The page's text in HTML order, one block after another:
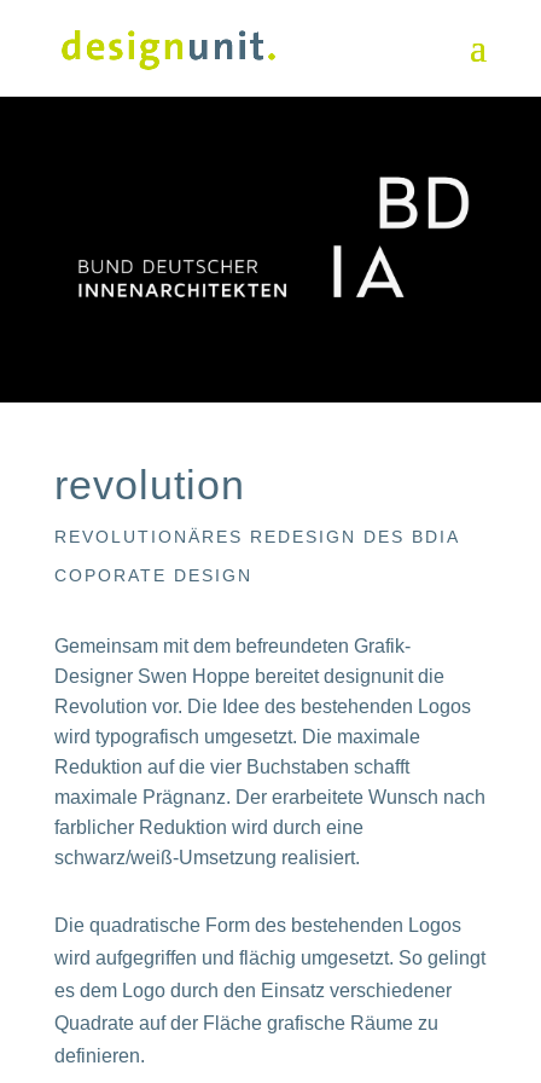
revolution
REVOLUTIONÄRES REDESIGN DES BDIA
COPORATE DESIGN
Gemeinsam mit dem befreundeten Grafik-
Designer Swen Hoppe bereitet designunit die
Revolution vor. Die Idee des bestehenden Logos
wird typografisch umgesetzt. Die maximale
Reduktion auf die vier Buchstaben schafft
maximale Prägnanz. Der erarbeitete Wunsch nach
farblicher Reduktion wird durch eine
schwarz/weiß-Umsetzung realisiert.
Die quadratische Form des bestehenden Logos
wird aufgegriffen und flächig umgesetzt. So gelingt
es dem Logo durch den Einsatz verschiedener
Quadrate auf der Fläche grafische Räume zu
definieren.